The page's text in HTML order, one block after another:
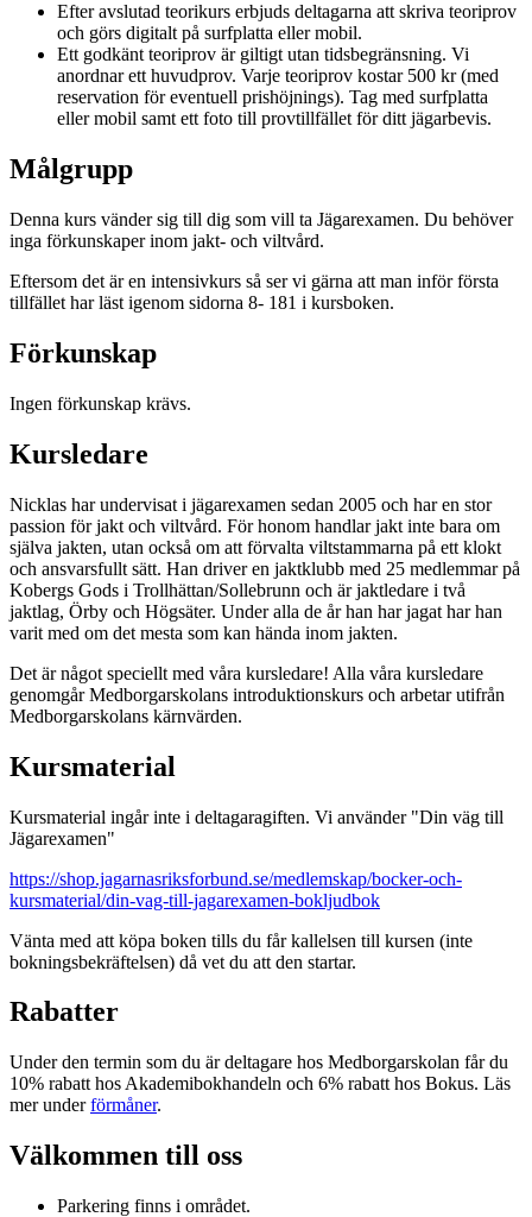
Efter avslutad teorikurs erbjuds deltagarna att skriva teoriprov
och görs digitalt på surfplatta eller mobil.
Ett godkänt teoriprov är giltigt utan tidsbegränsning. Vi
anordnar ett huvudprov. Varje teoriprov kostar 500 kr (med
reservation för eventuell prishöjnings). Tag med surfplatta
eller mobil samt ett foto till provtillfället för ditt jägarbevis.
Målgrupp
Denna kurs vänder sig till dig som vill ta Jägarexamen. Du behöver
inga förkunskaper inom jakt- och viltvård.
Eftersom det är en intensivkurs så ser vi gärna att man inför första
tillfället har läst igenom sidorna 8- 181 i kursboken.
Förkunskap
Ingen förkunskap krävs.
Kursledare
Nicklas har undervisat i jägarexamen sedan 2005 och har en stor
passion för jakt och viltvård. För honom handlar jakt inte bara om
själva jakten, utan också om att förvalta viltstammarna på ett klokt
och ansvarsfullt sätt. Han driver en jaktklubb med 25 medlemmar på
Kobergs Gods i Trollhättan/Sollebrunn och är jaktledare i två
jaktlag, Örby och Högsäter. Under alla de år han har jagat har han
varit med om det mesta som kan hända inom jakten.
Det är något speciellt med våra kursledare! Alla våra kursledare
genomgår Medborgarskolans introduktionskurs och arbetar utifrån
Medborgarskolans kärnvärden.
Kursmaterial
Kursmaterial ingår inte i deltagaragiften. Vi använder "Din väg till
Jägarexamen"
https://shop.jagarnasriksforbund.se/medlemskap/bocker-och-
kursmaterial/din-vag-till-jagarexamen-bokljudbok
Vänta med att köpa boken tills du får kallelsen till kursen (inte
bokningsbekräftelsen) då vet du att den startar.
Rabatter
Under den termin som du är deltagare hos Medborgarskolan får du
10% rabatt hos Akademibokhandeln och 6% rabatt hos Bokus. Läs
mer underförmåner.
Välkommen till oss
Parkering finns i området.